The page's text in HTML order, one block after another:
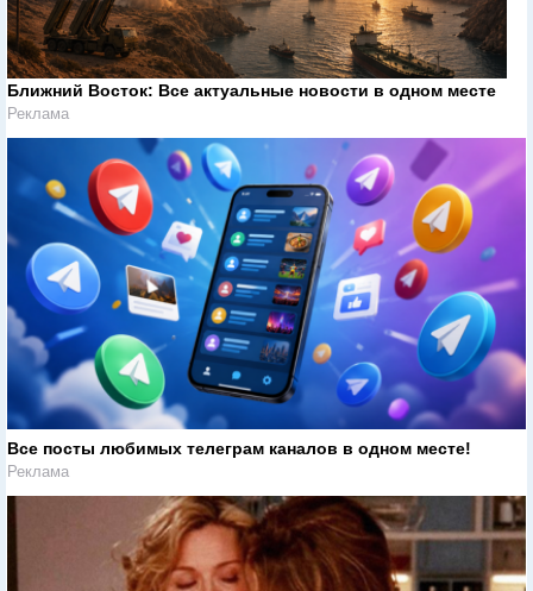
Ближний Восток: Все актуальные новости в одном месте
Реклама
Все посты любимых телеграм каналов в одном месте!
Реклама